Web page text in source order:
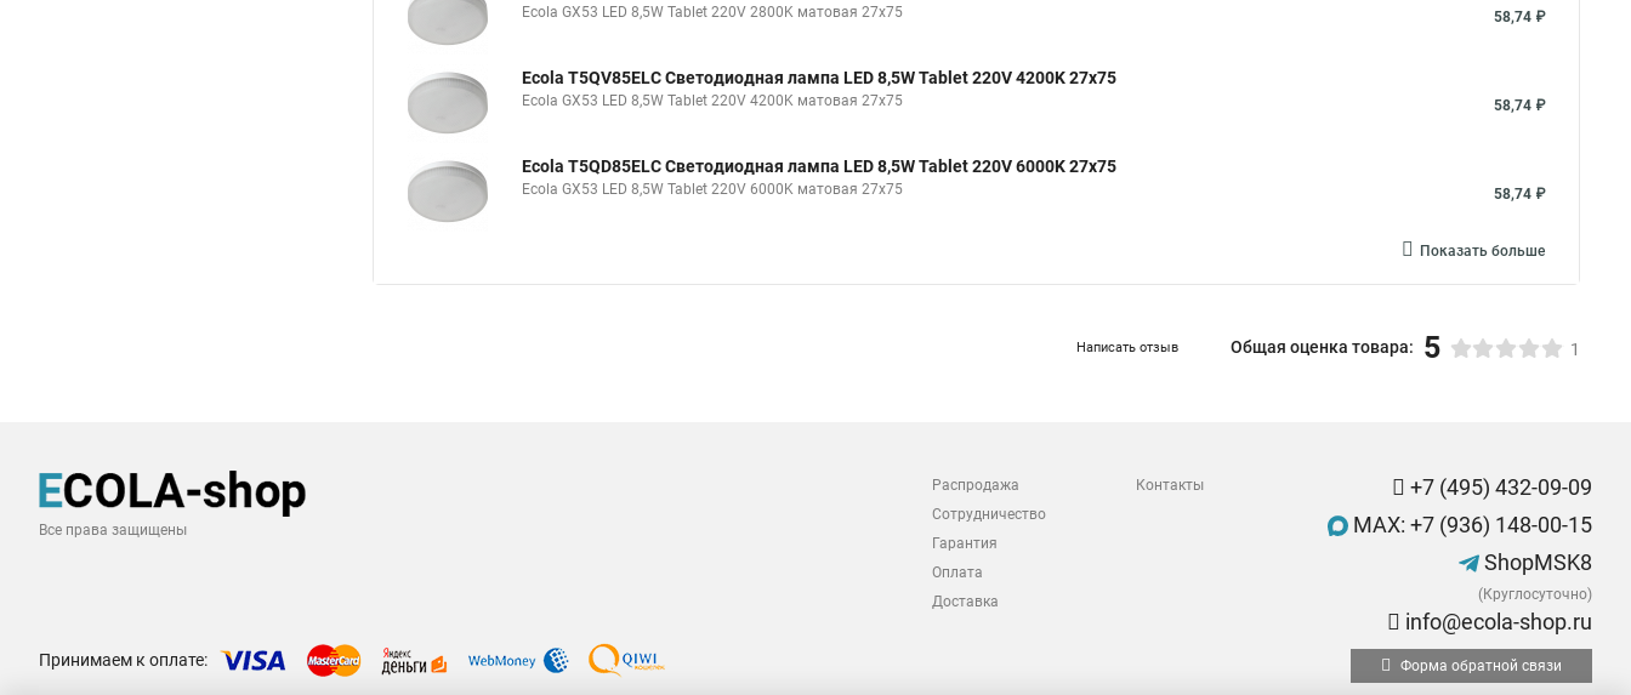
Ecola GX53 LED 8,5W Tablet 220V 2800K матовая 27x75 58,74 ₽
Ecola T5QV85ELC Светодиодная лампа LED 8,5W Tablet 220V 4200K 27x75
Ecola GX53 LED 8,5W Tablet 220V 4200K матовая 27x75 58,74 ₽
Ecola T5QD85ELC Светодиодная лампа LED 8,5W Tablet 220V 6000K 27x75
Ecola GX53 LED 8,5W Tablet 220V 6000K матовая 27x75 58,74 ₽
Показать больше
Написать отзыв Общая оценка товара: 5 1
Все права защищены
Распродажа
Сотрудничество
Гарантия
Оплата
Доставка
Контакты
+7 (495) 432-09-09
MAX: +7 (936) 148-00-15
ShopMSK8
(Круглосуточно)
info@ecola-shop.ru
Принимаем к оплате: Форма обратной связи